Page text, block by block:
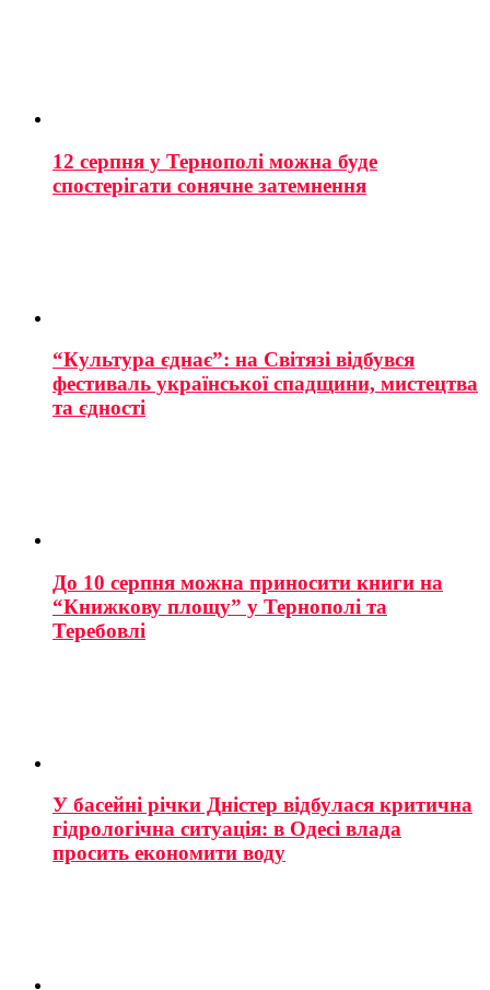
12 серпня у Тернополі можна буде
спостерігати сонячне затемнення
“Культура єднає”: на Світязі відбувся
фестиваль української спадщини, мистецтва
та єдності
До 10 серпня можна приносити книги на
“Книжкову площу” у Тернополі та
Теребовлі
У басейні річки Дністер відбулася критична
гідрологічна ситуація: в Одесі влада
просить економити воду